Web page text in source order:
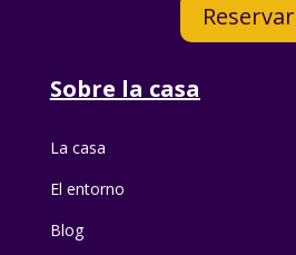
Reservar
Sobre la casa
La casa
El entorno
Blog